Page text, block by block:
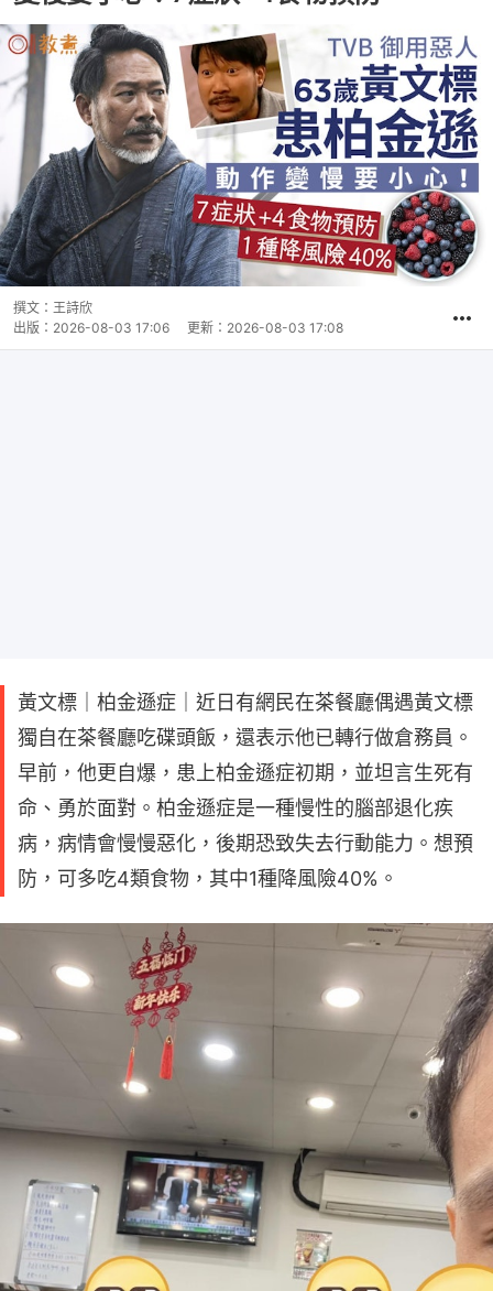
撰文： 王詩欣
出版： 2026-08-03 17:06 更新： 2026-08-03 17:08
黃文標｜柏金遜症｜近日有網民在茶餐廳偶遇黃文標
獨自在茶餐廳吃碟頭飯，還表示他已轉行做倉務員。
早前，他更自爆，患上柏金遜症初期，並坦言生死有
命、勇於面對。柏金遜症是一種慢性的腦部退化疾
病，病情會慢慢惡化，後期恐致失去行動能力。想預
防，可多吃4類食物，其中1種降風險40%。